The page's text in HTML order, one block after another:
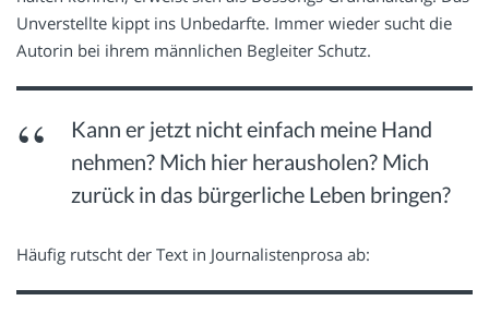
Unverstellte kippt ins Unbedarfte. Immer wieder sucht die
Autorin bei ihrem männlichen Begleiter Schutz.
Kann er jetzt nicht einfach meine Hand
nehmen? Mich hier herausholen? Mich
zurück in das bürgerliche Leben bringen?
Häufig rutscht der Text in Journalistenprosa ab: